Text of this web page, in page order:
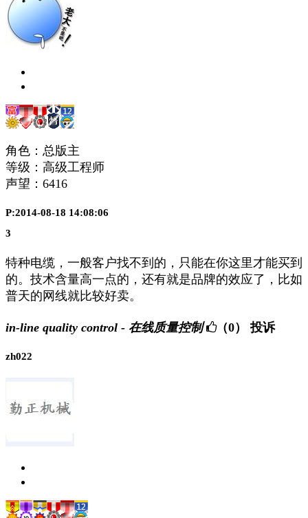
角色：总版主
等级：高级工程师
声望： 6416
P:2014-08-18 14:08:06
3
特种电缆，一般客户找不到的，只能在你这里才能买到
的。技术含量高一点的，还有就是品牌的效应了，比如
普天的网线就比较好卖。
in-line quality control - 在线质量控制 （0） 投诉
zh022